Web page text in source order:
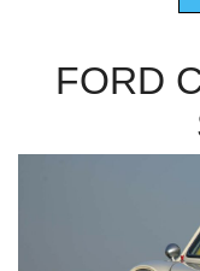
FORD